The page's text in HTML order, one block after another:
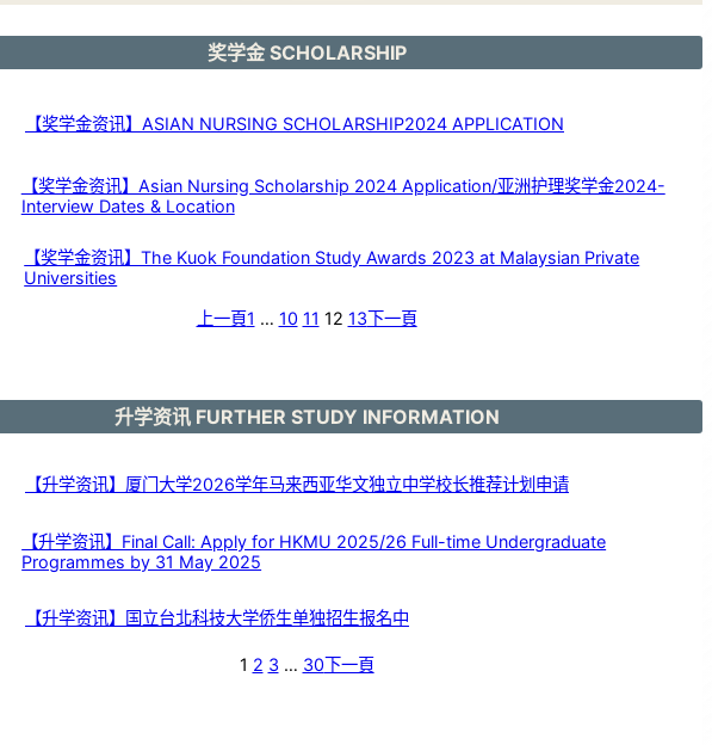
奖学金 SCHOLARSHIP
【奖学金资讯】ASIAN NURSING SCHOLARSHIP2024 APPLICATION
【奖学金资讯】Asian Nursing Scholarship 2024 Application/亚洲护理奖学金2024-
Interview Dates & Location
【奖学金资讯】The Kuok Foundation Study Awards 2023 at Malaysian Private
Universities
上一頁1 … 10 11 12 13下一頁
升学资讯 FURTHER STUDY INFORMATION
【升学资讯】厦门大学2026学年马来西亚华文独立中学校长推荐计划申请
【升学资讯】Final Call: Apply for HKMU 2025/26 Full-time Undergraduate
Programmes by 31 May 2025
【升学资讯】国立台北科技大学侨生单独招生报名中
1 2 3 … 30下一頁